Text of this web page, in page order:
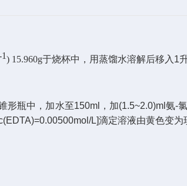
) 15.960g于烧杯中，用蒸馏水溶解后移入 1
形瓶中，加水至150ml ，加(1.5~2.0)ml氨-
L]滴定溶液由黄色变为